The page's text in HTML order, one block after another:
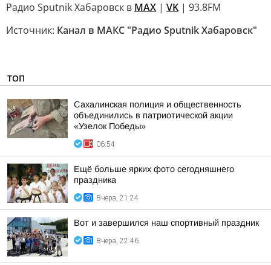
Радио Sputnik Хабаровск в MAX | VK | 93.8FM
Источник: Канал в МАКС "Радио Sputnik Хабаровск"
ТОП
Сахалинская полиция и общественность
объединились в патриотической акции
«Узелок Победы»
06:54
Ещё больше ярких фото сегодняшнего
праздника
Вчера, 21:24
Вот и завершился наш спортивный праздник
Вчера, 22:46